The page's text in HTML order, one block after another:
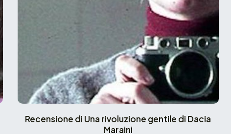
Recensione di Una rivoluzione gentile di Dacia
Maraini